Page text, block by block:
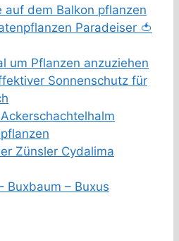
auf dem Balkon pflanzen
Paradeiser 🍅
um Pflanzen anzuziehen
Sonnenschutz für
Zünsler Cydalima
Buxbaum – Buxus